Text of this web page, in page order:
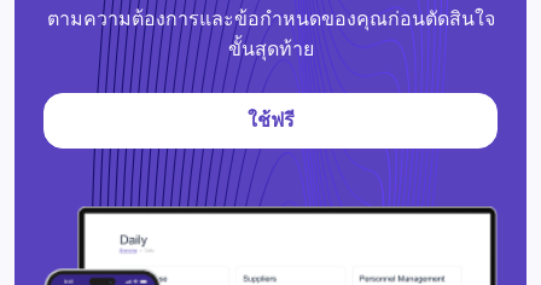
ตามความต้องการและข้อกำหนดของคุณก่อนตัดสินใจ
ขั้นสุดท้าย
ใช้ฟรี